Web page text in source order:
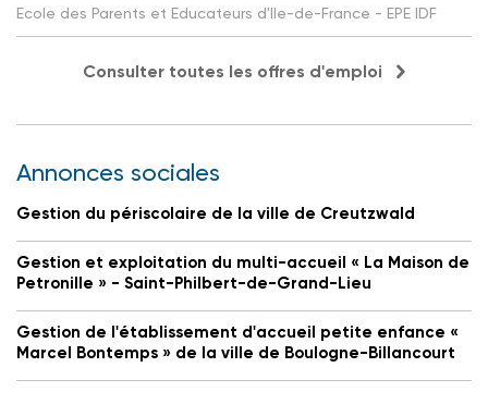
Ecole des Parents et Educateurs d'Ile-de-France - EPE IDF
Consulter toutes les offres d'emploi
Annonces sociales
Gestion du périscolaire de la ville de Creutzwald
Gestion et exploitation du multi-accueil « La Maison de
Petronille » - Saint-Philbert-de-Grand-Lieu
Gestion de l'établissement d'accueil petite enfance «
Marcel Bontemps » de la ville de Boulogne-Billancourt